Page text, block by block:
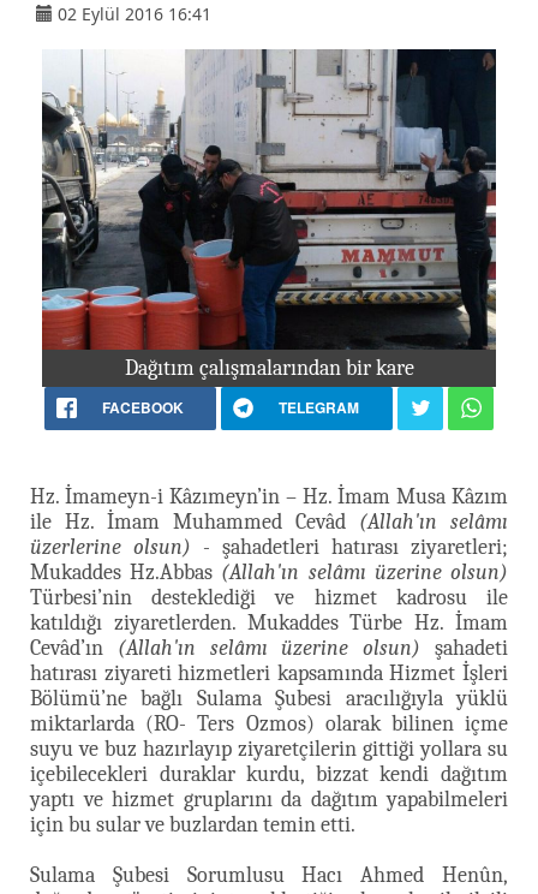
02 Eylül 2016 16:41
Dağıtım çalışmalarından bir kare
FACEBOOK TELEGRAM
Hz. İmameyn-i Kâzımeyn’in – Hz. İmam Musa Kâzım
ile Hz. İmam Muhammed Cevâd (Allah'ın selâmı
üzerlerine olsun) - şahadetleri hatırası ziyaretleri;
Mukaddes Hz.Abbas (Allah'ın selâmı üzerine olsun)
Türbesi’nin desteklediği ve hizmet kadrosu ile
katıldığı ziyaretlerden. Mukaddes Türbe Hz. İmam
Cevâd’ın (Allah'ın selâmı üzerine olsun) şahadeti
hatırası ziyareti hizmetleri kapsamında Hizmet İşleri
Bölümü’ne bağlı Sulama Şubesi aracılığıyla yüklü
miktarlarda (RO- Ters Ozmos) olarak bilinen içme
suyu ve buz hazırlayıp ziyaretçilerin gittiği yollara su
içebilecekleri duraklar kurdu, bizzat kendi dağıtım
yaptı ve hizmet gruplarını da dağıtım yapabilmeleri
için bu sular ve buzlardan temin etti.
Sulama Şubesi Sorumlusu Hacı Ahmed Henûn,